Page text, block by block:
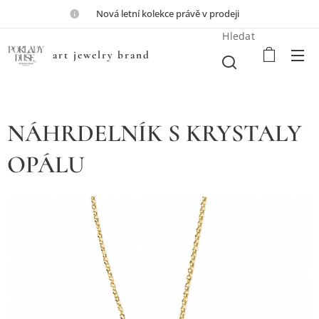
💎Nová letní kolekce právě v prodeji💎
art jewelry brand
Hledat
NÁHRDELNÍK S KRYSTALY
OPÁLU